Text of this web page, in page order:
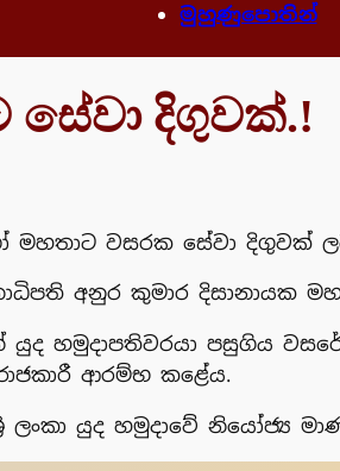
මුහුණුපොතින්
සේවා දිගුවක්.!
වසරක සේවා දිගුවක්
අනුර කුමාර දිසානායක
හමුදාපතිවරයා පසුගිය වසරේ
ආරම්භ කළේය.
ලංකා යුද හමුදාවේ නියෝජ්‍ය